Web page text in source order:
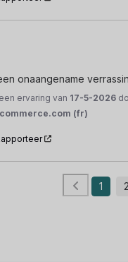
onaangename
ervaring van 17-5-2026
(fr)
1 2